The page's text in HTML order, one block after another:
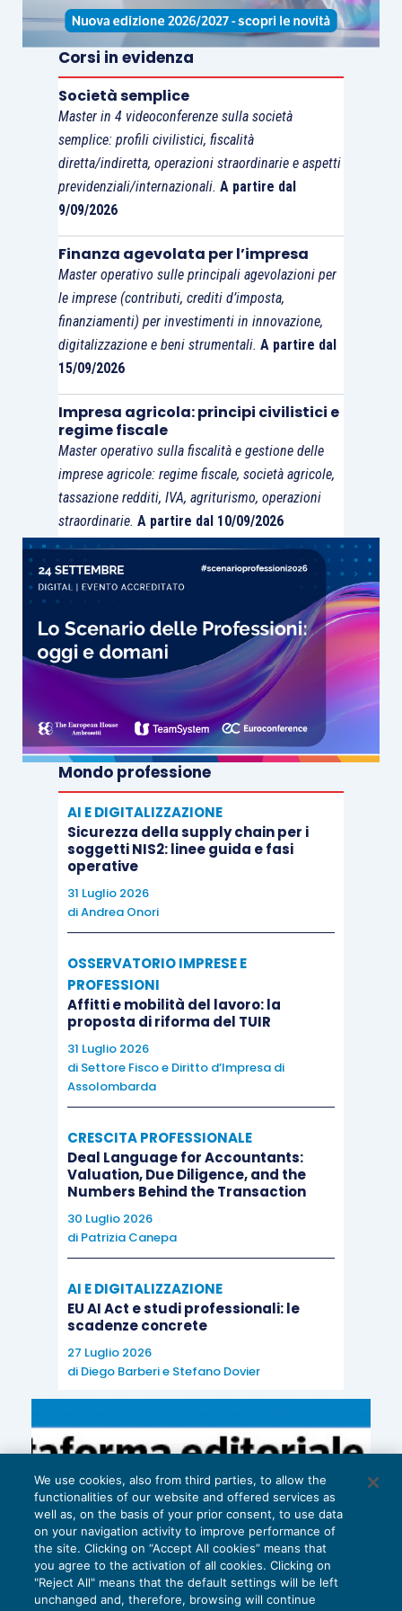
praticamente piatto,
riportato nella figura 4),
permettendo alle banche
centrali di continuare ad
allentare la politica
monetaria, nonostante la
continua normalizzazione
della politica da parte della
Fed. Fanno eccezione la
Turchia e l’Argentina, dove
l’inflazione resta al di sopra
del target, richiedendo così
una politica monetaria
restrittiva. Inoltre, i problemi
di Argentina e Turchia
potrebbero essere solo agli
inizi. L’Argentina
probabilmente si sta
dirigendo verso una
recessione, mentre
l’economia turca sta
attraversando una fase di
overheating(ossia quella
fase del ciclo economico in
cui crescita ed inflazione
sono in aumento) e la sua
banca centrale dovrà
aumentare ulteriormente i
tassi. Il nostro indicatore
proprietario indica un
deterioramento del ciclo
economico turco in questi
primi mesi del 2018. Nel
breve termine,
paesi emergenti nel loro
complesso restano legati a
luogo la propensione al
rischio degli investitori, in
secondo luogo le
aspettative dei mercati sui
prossimi rialzi della Fed
ed
infine i possibili progressi
su alcune questioni
politiche(quali, la possibilità
che l’Argentina riceva
e il miglioramento della
credibilità della banca
centrale turca). In ogni caso,
riteniamo che le ricadute
e Turchia e sul resto del
rappresentano
e l’1,7% del PIL mondiale, ma
potrebbero pesare sulla
propensione al rischio degli
investitori. Infine ogni
ulteriore aumento
Corsi in evidenza
Società semplice
Master in 4 videoconferenze sulla società
semplice: profili civilistici, fiscalità
diretta/indiretta, operazioni straordinarie e aspetti
previdenziali/internazionali. A partire dal
9/09/2026
Finanza agevolata per l’impresa
Master operativo sulle principali agevolazioni per
le imprese (contributi, crediti d’imposta,
finanziamenti) per investimenti in innovazione,
digitalizzazione e beni strumentali. A partire dal
15/09/2026
Impresa agricola: principi civilistici e
regime fiscale
Master operativo sulla fiscalità e gestione delle
imprese agricole: regime fiscale, società agricole,
tassazione redditi, IVA, agriturismo, operazioni
straordinarie. A partire dal 10/09/2026
Mondo professione
AI E DIGITALIZZAZIONE
Sicurezza della supply chain per i
soggetti NIS2: linee guida e fasi
operative
31 Luglio 2026
diAndrea Onori
OSSERVATORIO IMPRESE E
PROFESSIONI
Affitti e mobilità del lavoro: la
proposta di riforma del TUIR
31 Luglio 2026
di Settore Fisco e Diritto d’Impresa di
Assolombarda
CRESCITA PROFESSIONALE
Deal Language for Accountants:
Valuation, Due Diligence, and the
Numbers Behind the Transaction
30 Luglio 2026
di Patrizia Canepa
AI E DIGITALIZZAZIONE
EU AI Act e studi professionali: le
scadenze concrete
27 Luglio 2026
di Diego Barberie Stefano Dovier
We use cookies, also from third parties, to allow the
functionalities of our website and offered services as
well as, on the basis of your prior consent, to use data
on your navigation activity to improve performance of
the site. Clicking on “Accept All cookies” means that
you agree to the activation of all cookies. Clicking on
"Reject All" means that the default settings will be left
unchanged and, therefore, browsing will continue